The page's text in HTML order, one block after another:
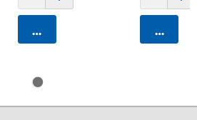
카트에 담기 카트에